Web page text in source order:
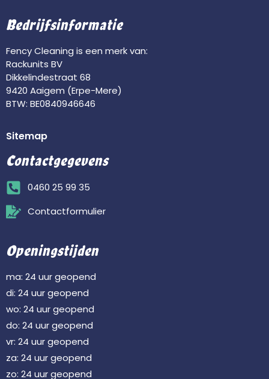
Bedrijfsinformatie
Fency Cleaning is een merk van:
Rackunits BV
Dikkelindestraat 68
9420 Aaigem (Erpe-Mere)
BTW: BE0840946646
Sitemap
Contactgegevens
0460 25 99 35
Contactformulier
Openingstijden
ma: 24 uur geopend
di: 24 uur geopend
wo: 24 uur geopend
do: 24 uur geopend
vr: 24 uur geopend
za: 24 uur geopend
zo: 24 uur geopend